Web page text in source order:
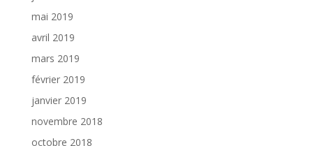
mai 2019
avril 2019
mars 2019
février 2019
janvier 2019
novembre 2018
octobre 2018